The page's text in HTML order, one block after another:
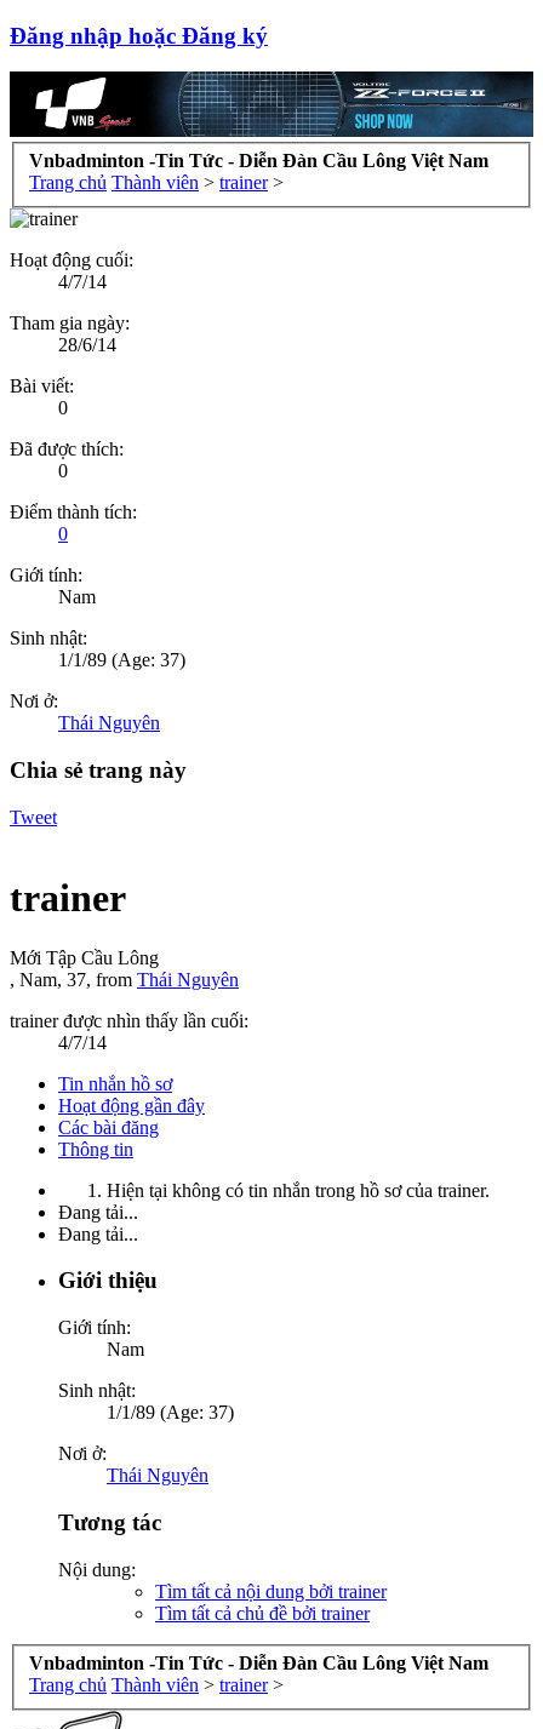
Đăng nhập hoặc Đăng ký
Vnbadminton -Tin Tức - Diễn Đàn Cầu Lông Việt Nam
Trang chủ Thành viên > trainer >
Hoạt động cuối:
4/7/14
Tham gia ngày:
28/6/14
Bài viết:
0
Đã được thích:
0
Điểm thành tích:
0
Giới tính:
Nam
Sinh nhật:
1/1/89 (Age: 37)
Nơi ở:
Thái Nguyên
Chia sẻ trang này
Tweet
trainer
Mới Tập Cầu Lông
, Nam, 37, from Thái Nguyên
trainer được nhìn thấy lần cuối:
4/7/14
Tin nhắn hồ sơ
Hoạt động gần đây
Các bài đăng
Thông tin
Hiện tại không có tin nhắn trong hồ sơ của trainer.
Đang tải...
Đang tải...
Giới thiệu
Giới tính:
Nam
Sinh nhật:
1/1/89 (Age: 37)
Nơi ở:
Thái Nguyên
Tương tác
Nội dung:
Tìm tất cả nội dung bởi trainer
Tìm tất cả chủ đề bởi trainer
Vnbadminton -Tin Tức - Diễn Đàn Cầu Lông Việt Nam
Trang chủ Thành viên > trainer >